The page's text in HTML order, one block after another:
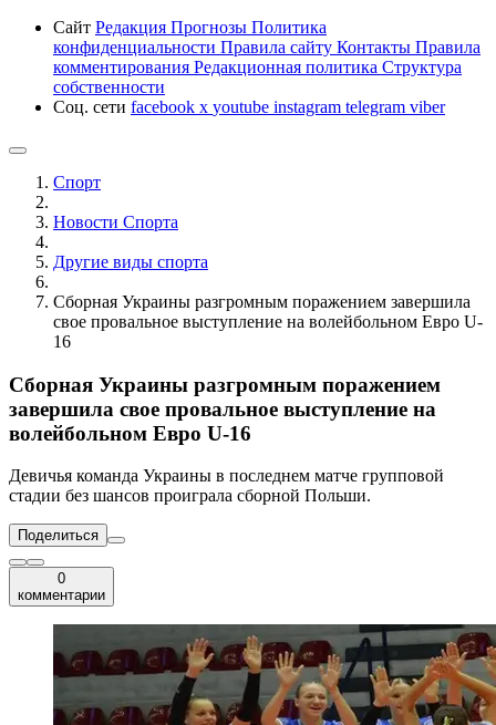
Сайт Редакция Прогнозы Политика
конфиденциальности Правила сайту Контакты Правила
комментирования Редакционная политика Структура
собственности
Соц. сети facebook x youtube instagram telegram viber
Спорт
Новости Cпорта
Другие виды спорта
Сборная Украины разгромным поражением завершила
свое провальное выступление на волейбольном Евро U-
16
Сборная Украины разгромным поражением
завершила свое провальное выступление на
волейбольном Евро U-16
Девичья команда Украины в последнем матче групповой
стадии без шансов проиграла сборной Польши.
Поделиться
0
комментарии